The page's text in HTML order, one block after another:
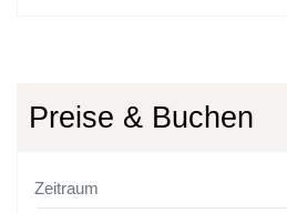
Preise & Buchen